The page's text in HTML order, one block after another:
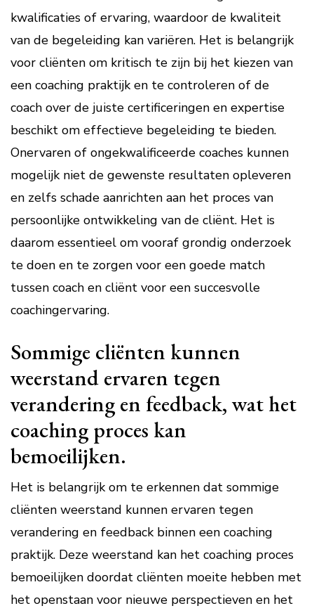
kwalificaties of ervaring, waardoor de kwaliteit
van de begeleiding kan variëren. Het is belangrijk
voor cliënten om kritisch te zijn bij het kiezen van
een coaching praktijk en te controleren of de
coach over de juiste certificeringen en expertise
beschikt om effectieve begeleiding te bieden.
Onervaren of ongekwalificeerde coaches kunnen
mogelijk niet de gewenste resultaten opleveren
en zelfs schade aanrichten aan het proces van
persoonlijke ontwikkeling van de cliënt. Het is
daarom essentieel om vooraf grondig onderzoek
te doen en te zorgen voor een goede match
tussen coach en cliënt voor een succesvolle
coachingervaring.
Sommige cliënten kunnen
weerstand ervaren tegen
verandering en feedback, wat het
coaching proces kan
bemoeilijken.
Het is belangrijk om te erkennen dat sommige
cliënten weerstand kunnen ervaren tegen
verandering en feedback binnen een coaching
praktijk. Deze weerstand kan het coaching proces
bemoeilijken doordat cliënten moeite hebben met
het openstaan voor nieuwe perspectieven en het